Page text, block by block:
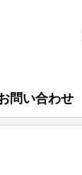
問い合わせ